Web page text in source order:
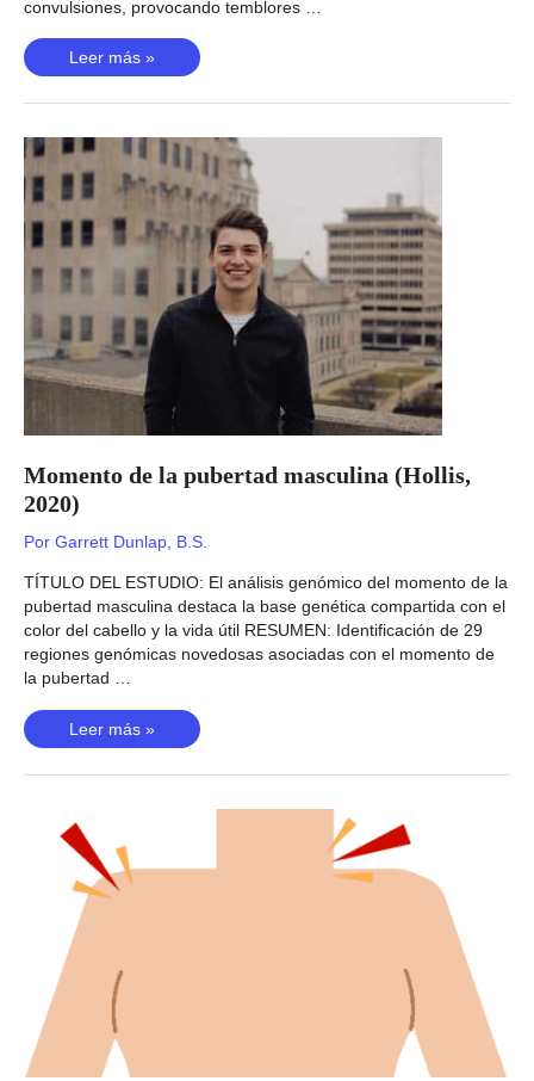
convulsiones, provocando temblores …
Convulsiones
febriles
(Feenstra,
Leer más »
Momento de la pubertad masculina (Hollis,
2020)
Por Garrett Dunlap, B.S.
TÍTULO DEL ESTUDIO: El análisis genómico del momento de la
pubertad masculina destaca la base genética compartida con el
color del cabello y la vida útil RESUMEN: Identificación de 29
regiones genómicas novedosas asociadas con el momento de
la pubertad …
Momento
de
la
masculina
(Hollis,
2020)
Leer más »